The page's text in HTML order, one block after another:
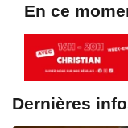
En ce
Dernières